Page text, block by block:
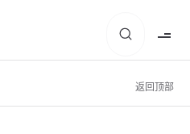
返回顶部